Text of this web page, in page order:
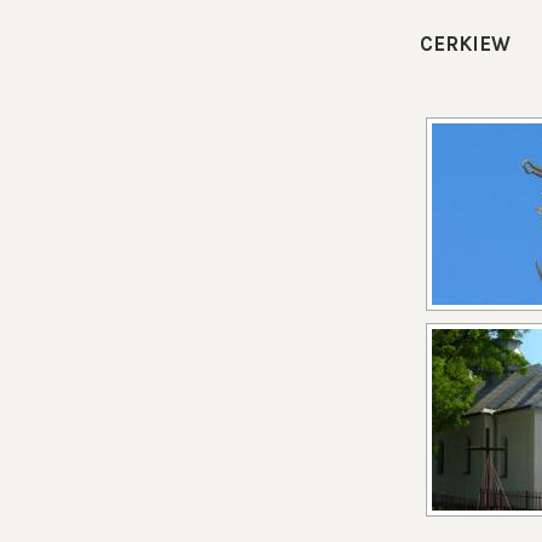
CERKIEW